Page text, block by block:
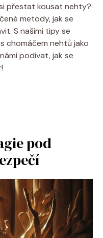
přestat kousat nehty?
metody, jak se
S našimi tipy se
chomáčem nehtů jako
podívat, jak se
pod